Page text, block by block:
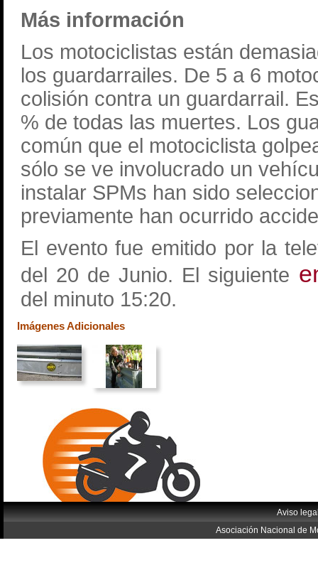
Más información
Los motociclistas están
los guardarrailes. De 5 a 6
colisión contra un guardarrail.
% de todas las muertes. Los
común que el motociclista
sólo se ve involucrado un
instalar SPMs han sido
previamente han ocurrido
El evento fue emitido por la
del 20 de Junio. El siguiente
del minuto 15:20.
Imágenes Adicionales
Aviso
Asociación Nacional de